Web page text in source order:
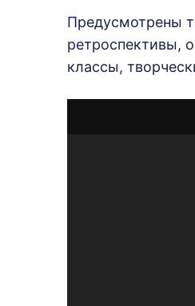
Предусмотрены
ретроспективы,
классы,